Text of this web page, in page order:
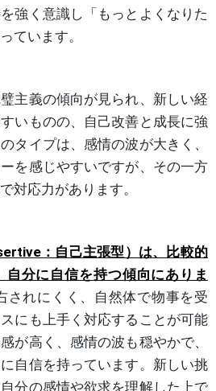
強く意識し「もっとよくなりた
ています。
主義の傾向が見られ、新しい経
いものの、自己改善と成長に強
タイプは、感情の波が大きく、
を感じやすいですが、その一方
対応力があります。
：自己主張型）は、比較的
自分に自信を持つ傾向にありま
されにくく、自然体で物事を受
にも上手く対応することが可能
が高く、感情の波も穏やかで、
自信を持っています。新しい挑
分の感情や欲求を理解した上で